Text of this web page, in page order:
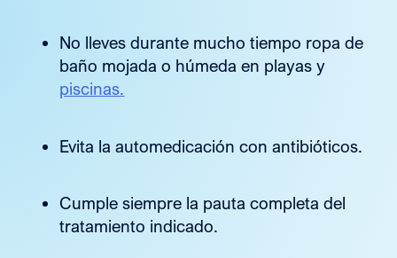
No lleves durante mucho tiempo ropa de
baño mojada o húmeda en playas y
piscinas.
Evita la automedicación con antibióticos.
Cumple siempre la pauta completa del
tratamiento indicado.